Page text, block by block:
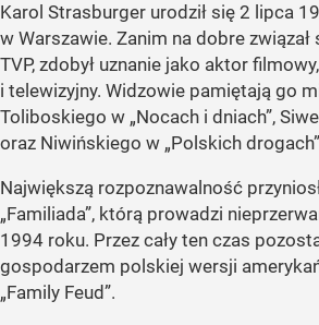
Karol Strasburger urodził się 2 lipca
w Warszawie. Zanim na dobre
TVP, zdobył uznanie jako aktor
i telewizyjny. Widzowie pamiętają go
Toliboskiego w „Nocach i dniach”,
oraz Niwińskiego w „Polskich
Największą rozpoznawalność
„Familiada”, którą prowadzi
1994 roku. Przez cały ten czas
gospodarzem polskiej wersji
„Family Feud”.